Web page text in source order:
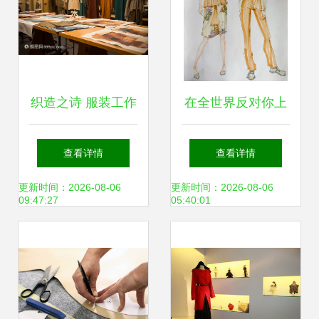
织造之诗 服装工作
室里的面料样本与
服装制作
查看详情
更新时间：2026-08-06
09:47:27
在全世界反对你上
清华美院时，谁陪
你拎起针线？
查看详情
更新时间：2026-08-06
05:40:01